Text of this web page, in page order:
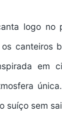
logo no
canteiros
em
suíço sem